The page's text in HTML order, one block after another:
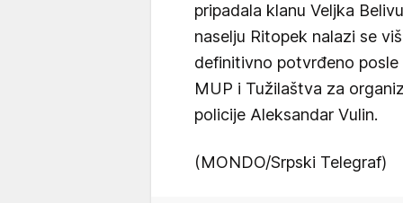
pripadala klanu Veljka
naselju Ritopek nalazi se
definitivno potvrđeno
MUP i Tužilaštva za
policije Aleksandar Vulin.
(MONDO/Srpski Telegraf)